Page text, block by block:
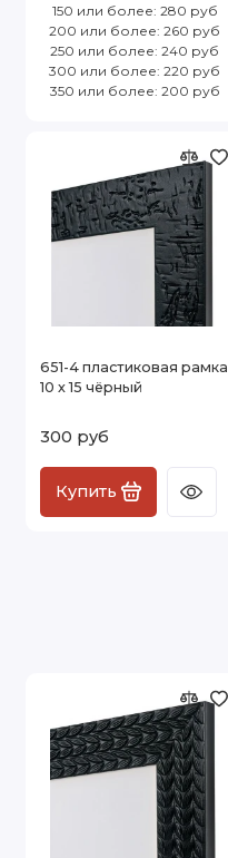
150 или более: 280 руб
200 или более: 260 руб
250 или более: 240 руб
300 или более: 220 руб
350 или более: 200 руб
651-4 пластиковая рамка
10 х 15 чёрный
300 руб
Купить